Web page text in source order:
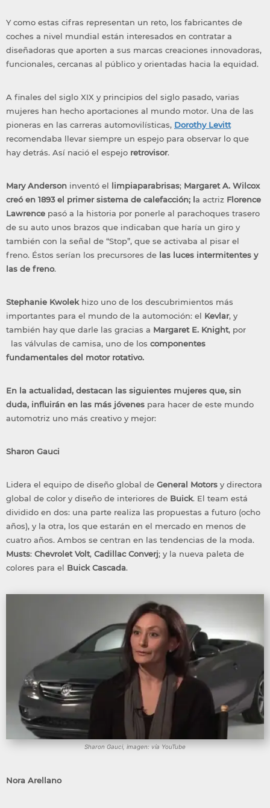
Y como estas cifras representan un reto, los fabricantes de
coches a nivel mundial están interesados en contratar a
diseñadoras que aporten a sus marcas creaciones innovadoras,
funcionales, cercanas al público y orientadas hacia la equidad.
A finales del siglo XIX y principios del siglo pasado, varias
mujeres han hecho aportaciones al mundo motor. Una de las
pioneras en las carreras automovilísticas, Dorothy Levitt
recomendaba llevar siempre un espejo para observar lo que
hay detrás. Así nació el espejo retrovisor.
Mary Anderson inventó el limpiaparabrisas; Margaret A. Wilcox
creó en 1893 el primer sistema de calefacción; la actriz Florence
Lawrence pasó a la historia por ponerle al parachoques trasero
de su auto unos brazos que indicaban que haría un giro y
también con la señal de “Stop”, que se activaba al pisar el
freno. Éstos serían los precursores de las luces intermitentes y
las de freno.
Stephanie Kwolekhizo uno de los descubrimientos más
importantes para el mundo de la automoción: el Kevlar, y
también hay que darle las gracias a Margaret E. Knight, por
las válvulas de camisa, uno de los componentes
fundamentales del motor rotativo.
En la actualidad, destacan las siguientes mujeres que, sin
duda, influirán en las más jóvenes para hacer de este mundo
automotriz uno más creativo y mejor:
Sharon Gauci
Lidera el equipo de diseño global de General Motors y directora
global de color y diseño de interiores de Buick. El team está
dividido en dos: una parte realiza las propuestas a futuro (ocho
años), y la otra, los que estarán en el mercado en menos de
cuatro años. Ambos se centran en las tendencias de la moda.
Musts: Chevrolet Volt, Cadillac Converj; y la nueva paleta de
colores para el Buick Cascada.
Sharon Gauci, imagen: vía YouTube
Nora Arellano